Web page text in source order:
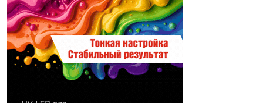
Печати" erid: 2SDnjd2d4Qz